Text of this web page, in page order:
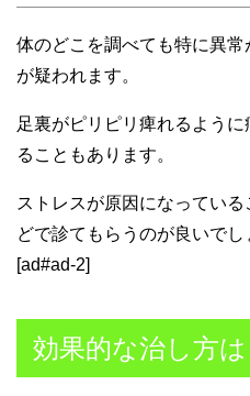
体のどこを調べても特に異常
が疑われます。
足裏がピリピリ痺れるよう
ることもあります。
ストレスが原因になってい
どで診てもらうのが良いでし
[ad#ad-2]
効果的な治し方は